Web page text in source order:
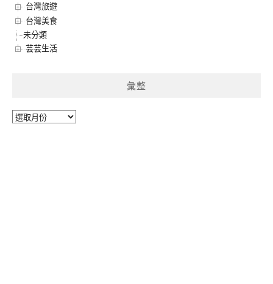
台灣旅遊
台灣美食
未分類
芸芸生活
彙整
彙